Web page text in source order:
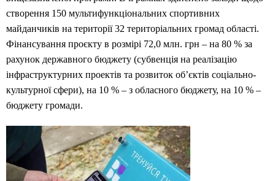
створення 150 мультифункціональних спортивних
майданчиків на території 32 територіальних громад області.
Фінансування проєкту в розмірі 72,0 млн. грн – на 80 % за
рахунок державного бюджету (субвенція на реалізацію
інфраструктурних проектів та розвиток об’єктів соціально-
культурної сфери), на 10 % – з обласного бюджету, на 10 % –
бюджету громади.